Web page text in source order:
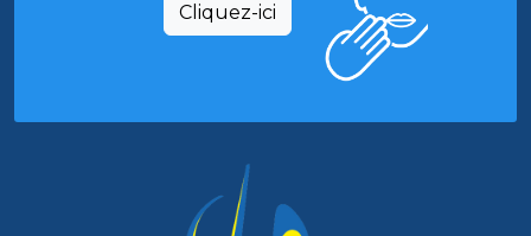
Cliquez-ici